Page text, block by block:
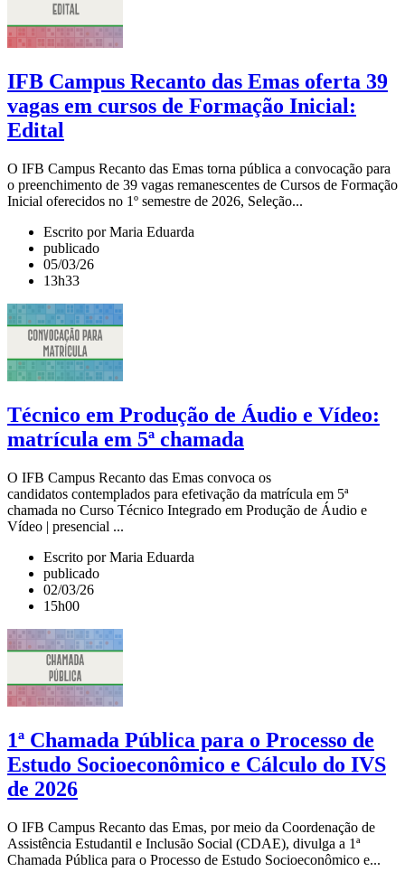
IFB Campus Recanto das Emas oferta 39
vagas em cursos de Formação Inicial:
Edital
O IFB Campus Recanto das Emas torna pública a convocação para
o preenchimento de 39 vagas remanescentes de Cursos de Formação
Inicial oferecidos no 1º semestre de 2026, Seleção...
Escrito por Maria Eduarda
publicado
05/03/26
13h33
Técnico em Produção de Áudio e Vídeo:
matrícula em 5ª chamada
O IFB Campus Recanto das Emas convoca os
candidatos contemplados para efetivação da matrícula em 5ª
chamada no Curso Técnico Integrado em Produção de Áudio e
Vídeo | presencial ...
Escrito por Maria Eduarda
publicado
02/03/26
15h00
1ª Chamada Pública para o Processo de
Estudo Socioeconômico e Cálculo do IVS
de 2026
O IFB Campus Recanto das Emas, por meio da Coordenação de
Assistência Estudantil e Inclusão Social (CDAE), divulga a 1ª
Chamada Pública para o Processo de Estudo Socioeconômico e...